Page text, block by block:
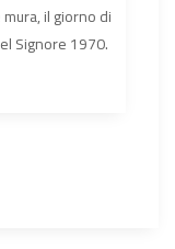
il giorno di
Signore 1970.